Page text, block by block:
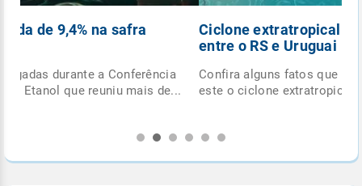
Ciclone extratropical se forma esta semana
Confira alguns fatos que você precisa saber sobre
este o ciclone extratropical para não cair nas fakes...